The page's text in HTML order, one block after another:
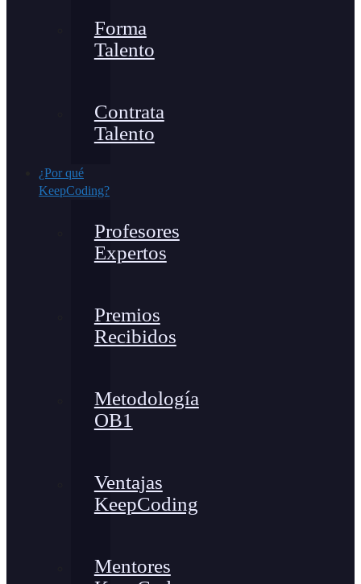
Forma
Talento
Contrata
Talento
¿Por qué
KeepCoding?
Profesores
Expertos
Premios
Recibidos
Metodología
OB1
Ventajas
KeepCoding
Mentores